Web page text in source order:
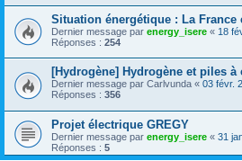
Situation énergétique : La France
Dernier message par energy_isere « 18
Réponses : 254
[Hydrogène] Hydrogène et piles
Dernier message par Carlvunda « 03 févr.
Réponses : 356
Projet électrique GREGY
Dernier message par energy_isere « 31
Réponses : 5